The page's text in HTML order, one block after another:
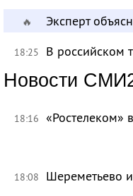
🔥 Эксперт
18:25 В российском
Новости
18:16 «Ростелеком»
18:08 Шереметьево